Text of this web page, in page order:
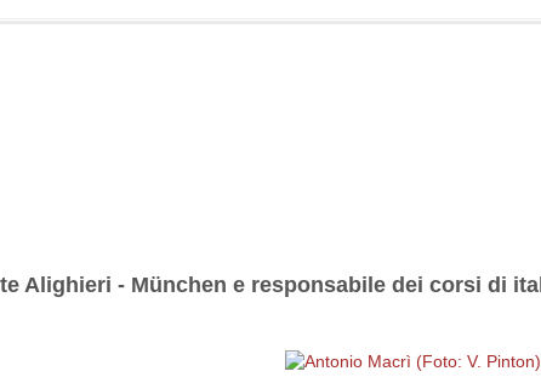
Alighieri - München e responsabile dei corsi di